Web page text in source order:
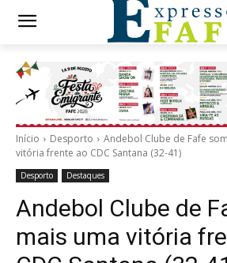
Início Desporto
Andebol Clube de Fafe
vitória frente ao CDC Santana (32-41)
Desporto Destaques
Andebol Clube de
mais uma vitória